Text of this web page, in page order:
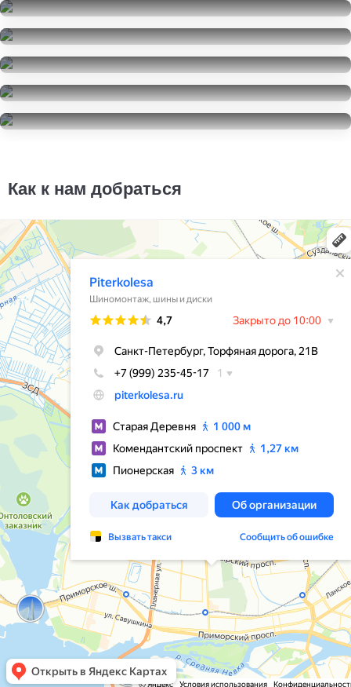
245/40R18
23000
за 4 шт.
245/40R18
6000
за 2 шт.
245/40R18
5000
за 1 шт.
245/40R18
13000
за 2 шт.
245/40R18
Как к нам добраться